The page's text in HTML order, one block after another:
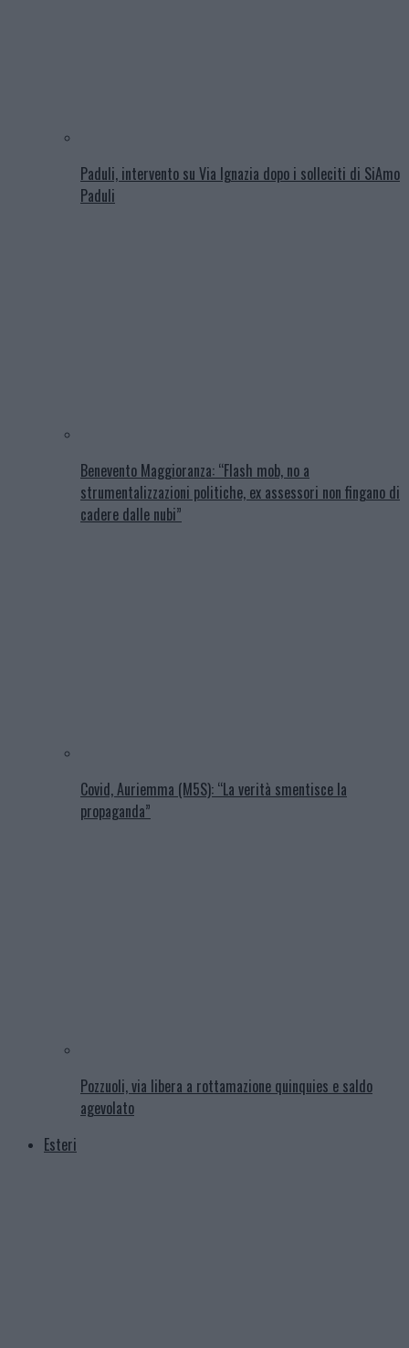
Paduli, intervento su Via Ignazia dopo i solleciti di SiAmo
Paduli
Benevento Maggioranza: “Flash mob, no a
strumentalizzazioni politiche, ex assessori non fingano di
cadere dalle nubi”
Covid, Auriemma (M5S): “La verità smentisce la
propaganda”
Pozzuoli, via libera a rottamazione quinquies e saldo
agevolato
Esteri